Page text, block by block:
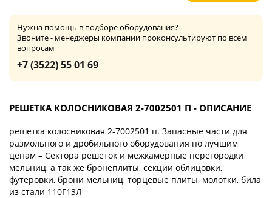
Нужна помощь в подборе оборудования?
Звоните - менеджеры компании проконсультируют по всем
вопросам
+7 (3522) 55 01 69
РЕШЕТКА КОЛОСНИКОВАЯ 2-7002501 П - ОПИСАНИЕ
решетка колосниковая 2-7002501 п. Запасные части для
размольного и дробильного оборудования по лучшим
ценам – Сектора решеток и межкамерные перегородки
мельниц, а так же бронеплиты, секции облицовки,
футеровки, брони мельниц, торцевые плиты, молотки, била
из стали 110Г13Л